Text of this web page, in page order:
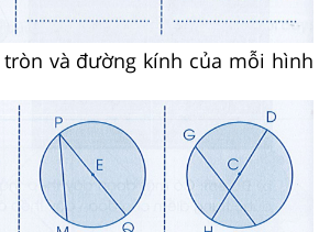
và đường kính của mỗi hình